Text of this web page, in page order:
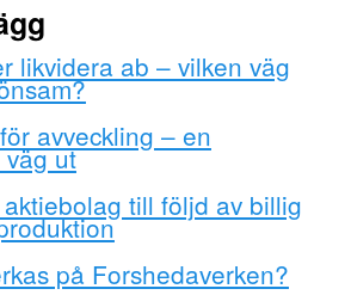
likvidera ab – vilken väg
avveckling – en
ut
till följd av billig
på Forshedaverken?